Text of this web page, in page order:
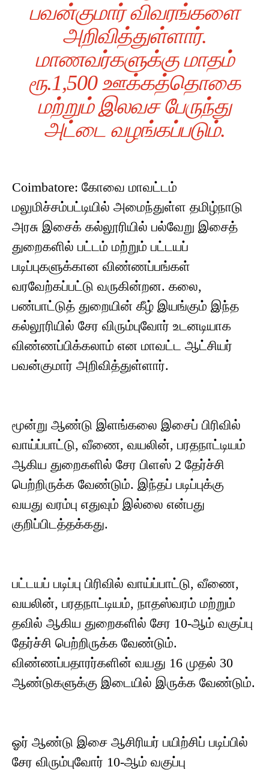
பவன்குமார் விவரங்களை
அறிவித்துள்ளார்.
மாணவர்களுக்கு மாதம்
ரூ.1,500 ஊக்கத்தொகை
மற்றும் இலவச பேருந்து
அட்டை வழங்கப்படும்.
Coimbatore: கோவை மாவட்டம்
மலுமிச்சம்பட்டியில் அமைந்துள்ள தமிழ்நாடு
அரசு இசைக் கல்லூரியில் பல்வேறு இசைத்
துறைகளில் பட்டம் மற்றும் பட்டயப்
படிப்புகளுக்கான விண்ணப்பங்கள்
வரவேற்கப்பட்டு வருகின்றன. கலை,
பண்பாட்டுத் துறையின் கீழ் இயங்கும் இந்த
கல்லூரியில் சேர விரும்புவோர் உடனடியாக
விண்ணப்பிக்கலாம் என மாவட்ட ஆட்சியர்
பவன்குமார் அறிவித்துள்ளார்.
மூன்று ஆண்டு இளங்கலை இசைப் பிரிவில்
வாய்ப்பாட்டு, வீணை, வயலின், பரதநாட்டியம்
ஆகிய துறைகளில் சேர பிளஸ் 2 தேர்ச்சி
பெற்றிருக்க வேண்டும். இந்தப் படிப்புக்கு
வயது வரம்பு எதுவும் இல்லை என்பது
குறிப்பிடத்தக்கது.
பட்டயப் படிப்பு பிரிவில் வாய்ப்பாட்டு, வீணை,
வயலின், பரதநாட்டியம், நாதஸ்வரம் மற்றும்
தவில் ஆகிய துறைகளில் சேர 10-ஆம் வகுப்பு
தேர்ச்சி பெற்றிருக்க வேண்டும்.
விண்ணப்பதாரர்களின் வயது 16 முதல் 30
ஆண்டுகளுக்கு இடையில் இருக்க வேண்டும்.
ஓர் ஆண்டு இசை ஆசிரியர் பயிற்சிப் படிப்பில்
சேர விரும்புவோர் 10-ஆம் வகுப்பு